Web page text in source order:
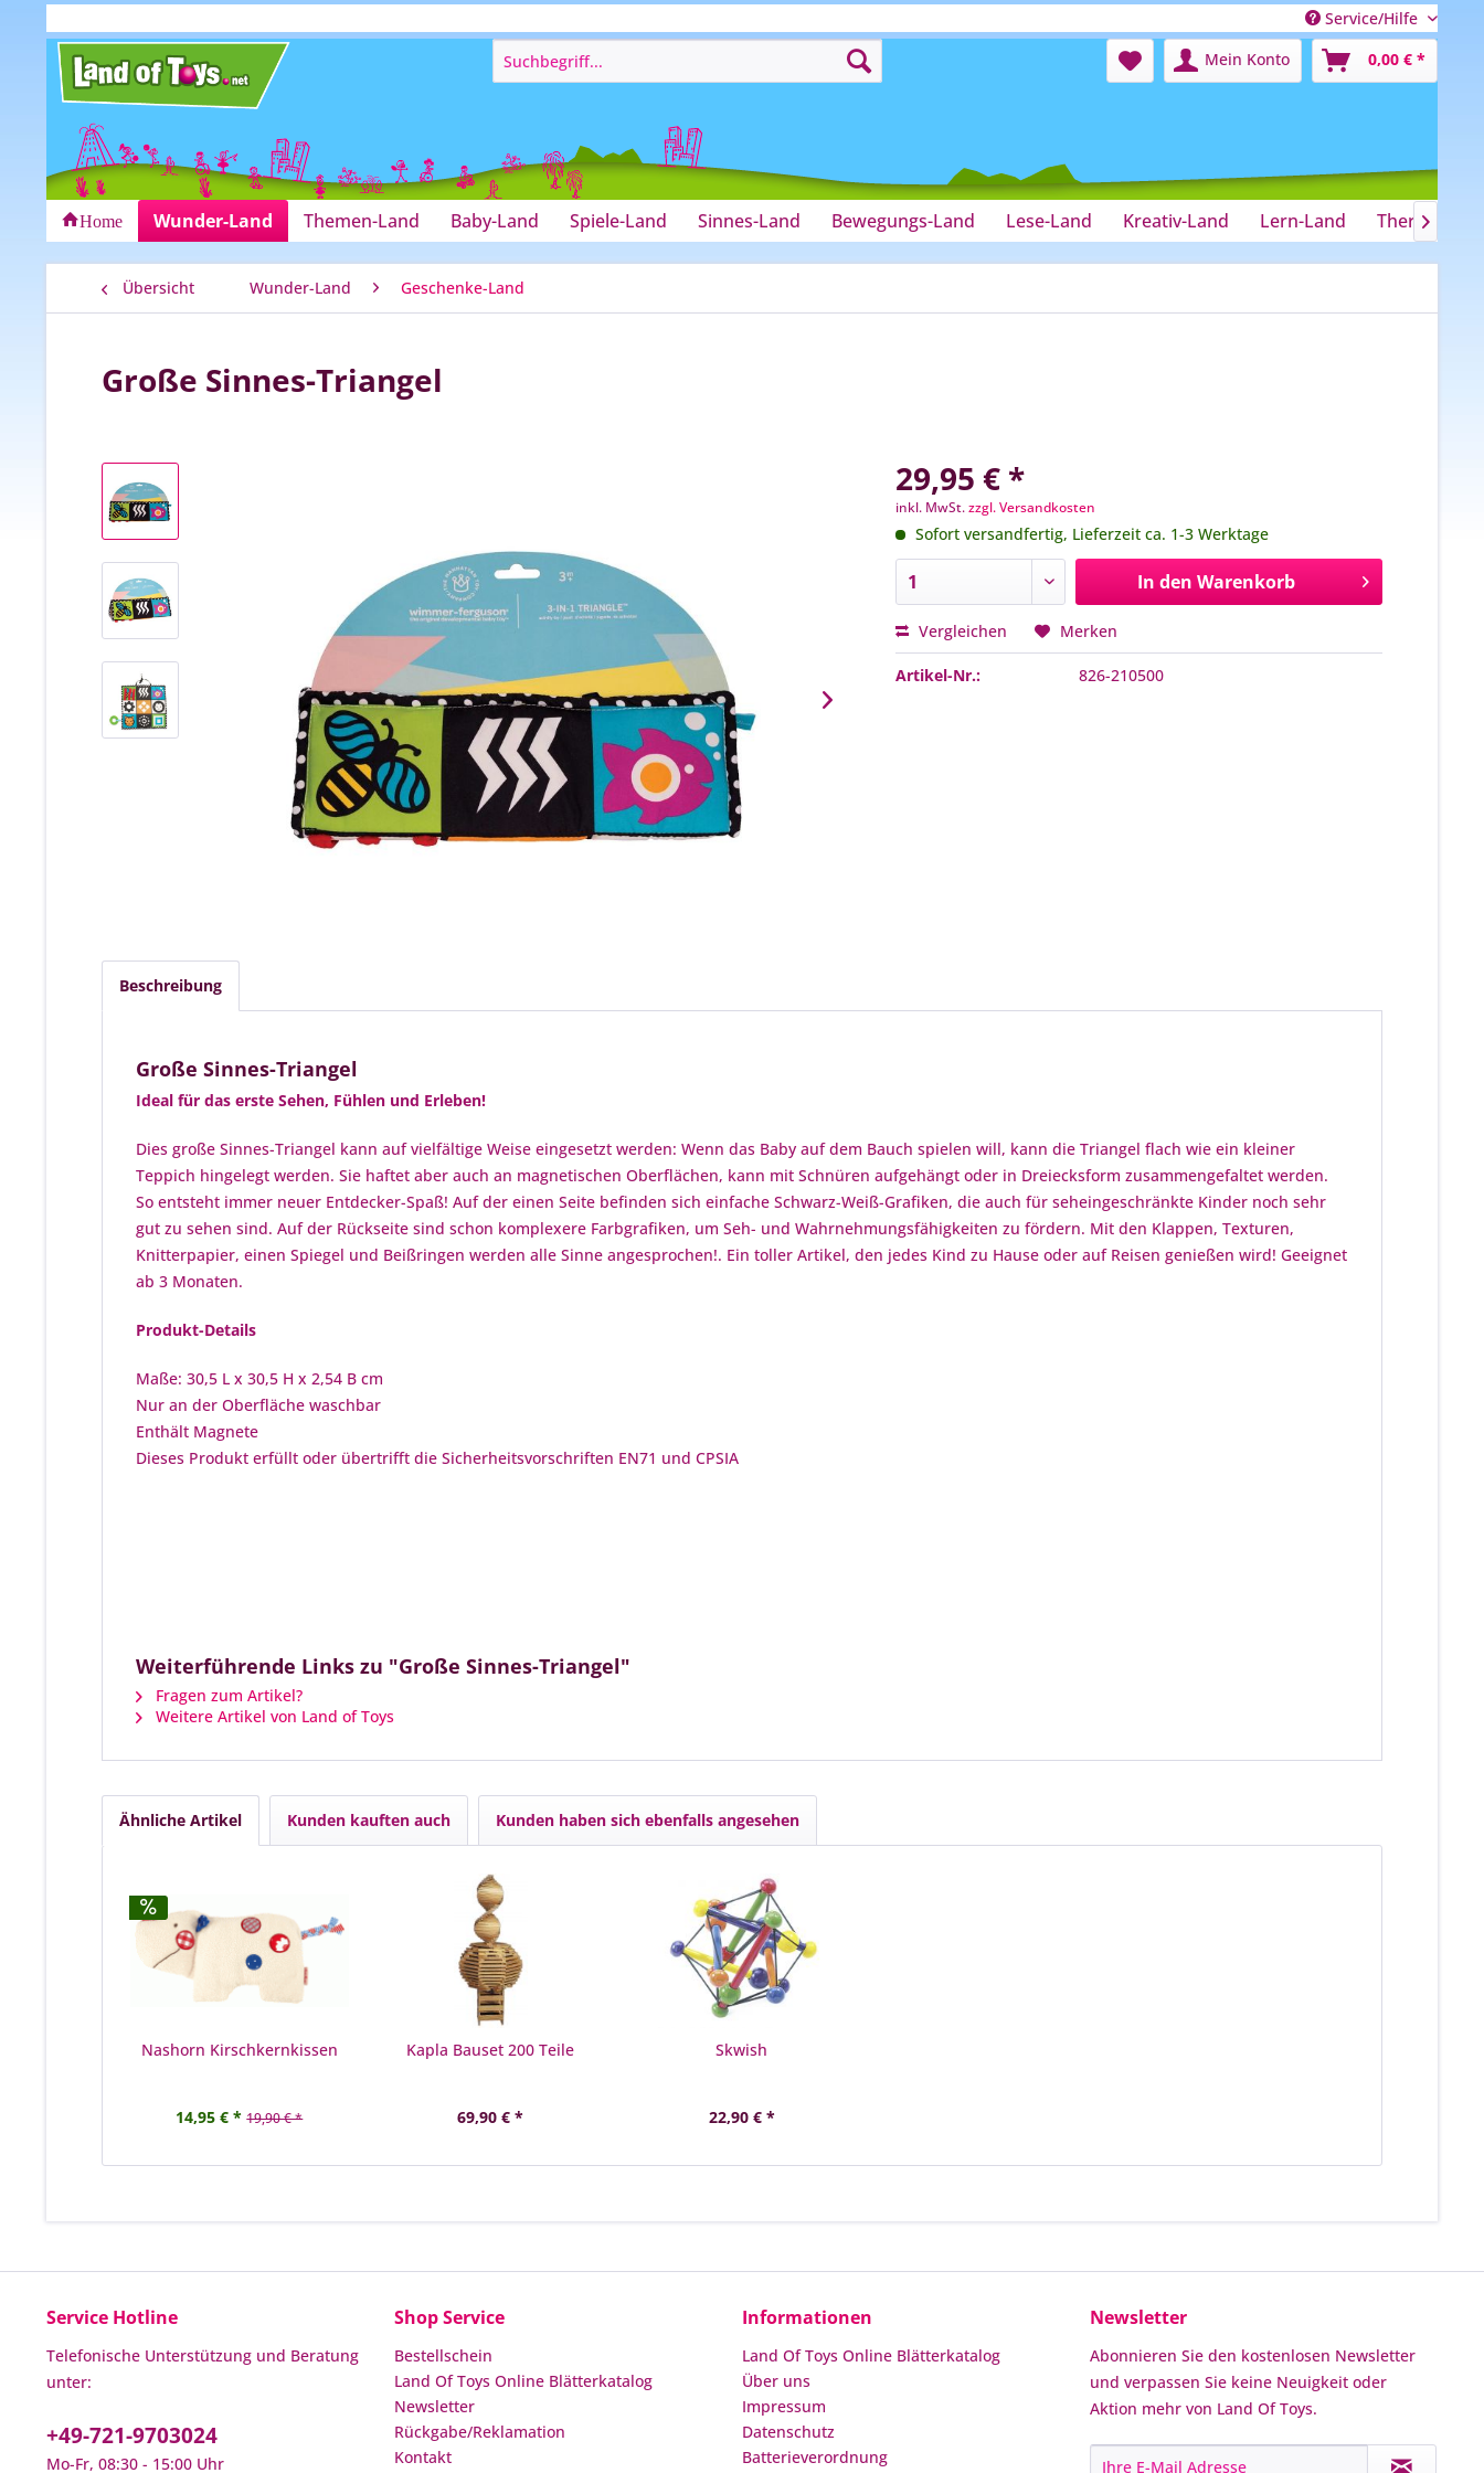
Service/Hilfe
Mein Konto
0,00 € *
Home Wunder-Land Themen-Land Baby-Land Spiele-Land Sinnes-Land Bewegungs-Land Lese-Land Kreativ-Land Lern-Land Therapie-

Übersicht Wunder-Land Geschenke-Land
Große Sinnes-Triangel
29,95 € *
inkl. MwSt.zzgl. Versandkosten
Sofort versandfertig, Lieferzeit ca. 1-3 Werktage
In den Warenkorb
Vergleichen Merken
Artikel-Nr.: 826-210500
Beschreibung
Große Sinnes-Triangel
Ideal für das erste Sehen, Fühlen und Erleben!
Dies große Sinnes-Triangel kann auf vielfältige Weise eingesetzt werden: Wenn das Baby auf dem Bauch spielen will, kann die Triangel flach wie ein kleiner
Teppich hingelegt werden. Sie haftet aber auch an magnetischen Oberflächen, kann mit Schnüren aufgehängt oder in Dreiecksform zusammengefaltet werden.
So entsteht immer neuer Entdecker-Spaß! Auf der einen Seite befinden sich einfache Schwarz-Weiß-Grafiken, die auch für seheingeschränkte Kinder noch sehr
gut zu sehen sind. Auf der Rückseite sind schon komplexere Farbgrafiken, um Seh- und Wahrnehmungsfähigkeiten zu fördern. Mit den Klappen, Texturen,
Knitterpapier, einen Spiegel und Beißringen werden alle Sinne angesprochen!. Ein toller Artikel, den jedes Kind zu Hause oder auf Reisen genießen wird! Geeignet
ab 3 Monaten.
Produkt-Details
Maße: 30,5 L x 30,5 H x 2,54 B cm
Nur an der Oberfläche waschbar
Enthält Magnete
Dieses Produkt erfüllt oder übertrifft die Sicherheitsvorschriften EN71 und CPSIA
Weiterführende Links zu "Große Sinnes-Triangel"
Fragen zum Artikel?
Weitere Artikel von Land of Toys
Ähnliche Artikel Kunden kauften auch Kunden haben sich ebenfalls angesehen
Nashorn Kirschkernkissen
14,95 € * 19,90 € *
Kapla Bauset 200 Teile
69,90 € *
Skwish
22,90 € *
Service Hotline
Telefonische Unterstützung und Beratung
unter:
+49-721-9703024
Mo-Fr, 08:30 - 15:00 Uhr
Shop Service
Bestellschein
Land Of Toys Online Blätterkatalog
Newsletter
Rückgabe/Reklamation
Kontakt
Informationen
Land Of Toys Online Blätterkatalog
Über uns
Impressum
Datenschutz
Batterieverordnung
Newsletter
Abonnieren Sie den kostenlosen Newsletter
und verpassen Sie keine Neuigkeit oder
Aktion mehr von Land Of Toys.